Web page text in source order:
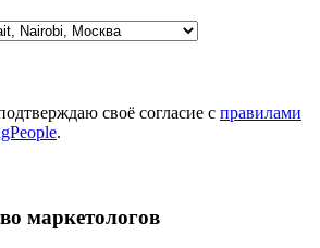
своё согласие с правилами
.
маркетологов